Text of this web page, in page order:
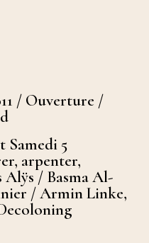
/ Ouverture /
Samedi 5
arpenter,
/ Basma Al-
/ Armin Linke,